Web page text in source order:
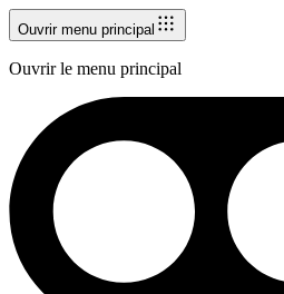
Ouvrir menu principal
Ouvrir le menu principal